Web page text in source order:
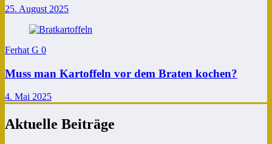
25. August 2025
Ferhat G 0
Muss man Kartoffeln vor dem Braten kochen?
4. Mai 2025
Aktuelle Beiträge